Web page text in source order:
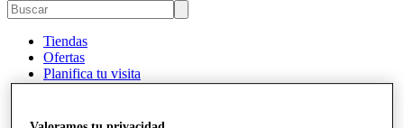
Tiendas
Ofertas
Planifica tu visita
Servicios
Comer y beber